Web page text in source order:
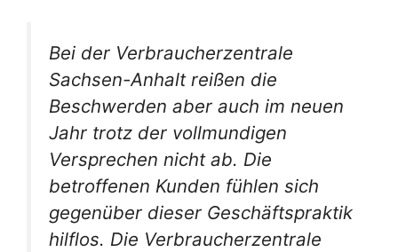
Bei der Verbraucherzentrale
Sachsen-Anhalt reißen die
Beschwerden aber auch im neuen
Jahr trotz der vollmundigen
Versprechen nicht ab. Die
betroffenen Kunden fühlen sich
gegenüber dieser Geschäftspraktik
hilflos. Die Verbraucherzentrale